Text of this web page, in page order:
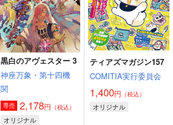
黒白のアヴェスター 3
神座万象・第十四機
関
専売 2,178円 （税込）
オリジナル
ティアズマガジン157
COMITIA実行委員会
1,400円 （税込）
オリジナル